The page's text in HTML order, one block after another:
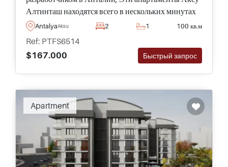
Алтинташ находятся всего в нескольких минутах
от предметов первой необходимости и являются
бассейном.
AntalyaAksu 2 1 100 кв.м
Ref: PTFS6514
$167.000
Быстрый запрос
Apartment